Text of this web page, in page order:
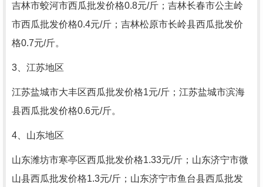
吉林市蛟河市西瓜批发价格0.8元/斤；吉林长春市公主岭
市西瓜批发价格0.4元/斤；吉林松原市长岭县西瓜批发价
格0.7元/斤。
3、江苏地区
江苏盐城市大丰区西瓜批发价格1元/斤；江苏盐城市滨海
县西瓜批发价格0.6元/斤。
4、山东地区
山东潍坊市寒亭区西瓜批发价格1.33元/斤；山东济宁市微
山县西瓜批发价格1.3元/斤；山东济宁市鱼台县西瓜批发